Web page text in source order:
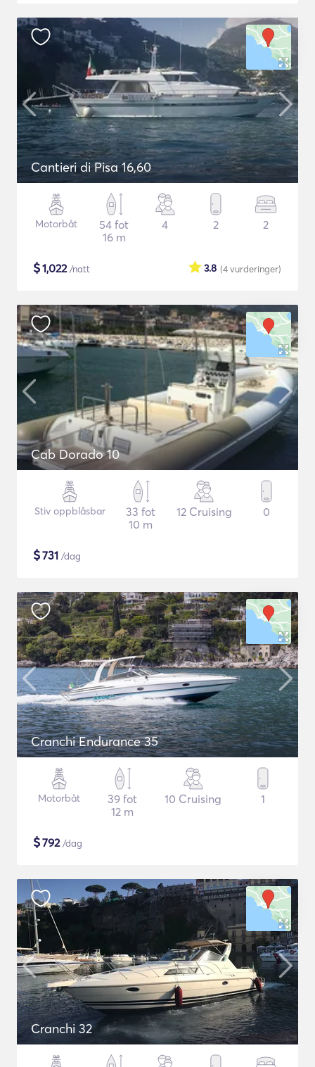
Cantieri di Pisa 16,60
Motorbåt
54 fot
16 m
4 2 2
$1,022/natt (4vurderinger)
3.8
Cab Dorado 10
Stiv oppblåsbar
33 fot
10 m
12 Cruising 0
$731 /dag
Cranchi Endurance 35
Motorbåt
39 fot
12 m
10 Cruising 1
$792/dag
Cranchi 32